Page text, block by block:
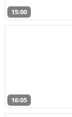
15:00
16:05